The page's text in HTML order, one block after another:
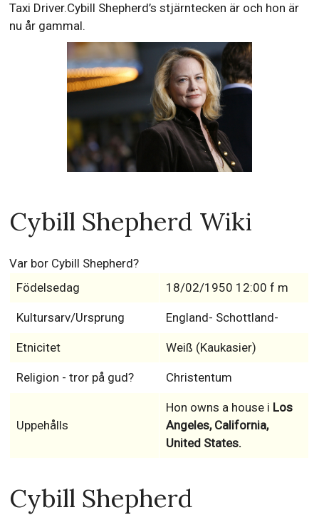
Taxi Driver.Cybill Shepherd’s stjärntecken är och hon är
nu år gammal.
Cybill Shepherd Wiki
Var bor Cybill Shepherd?
Födelsedag
18/02/1950 12:00 f m
Kultursarv/Ursprung England- Schottland-
Etnicitet Weiß (Kaukasier)
Religion - tror på gud? Christentum
Uppehålls
Hon owns a house i Los
Angeles, California,
United States.
Cybill Shepherd